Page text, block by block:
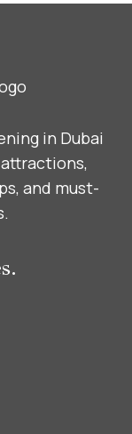
in Dubai
and must-